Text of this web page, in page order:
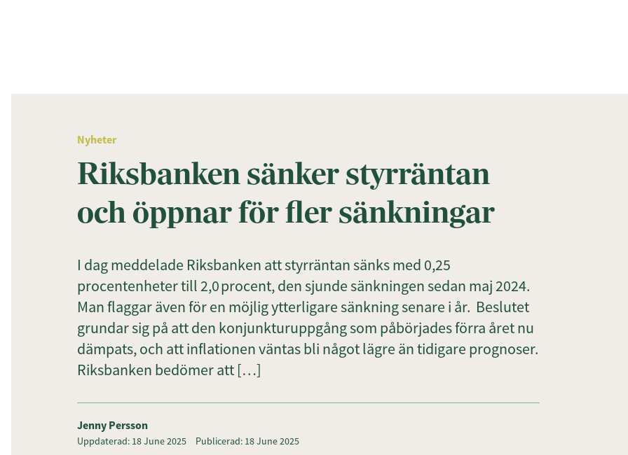
Nyheter
Riksbanken sänker styrräntan
och öppnar för fler sänkningar
I dag meddelade Riksbanken att styrräntan sänks med 0,25
procentenheter till 2,0 procent, den sjunde sänkningen sedan maj 2024.
Man flaggar även för en möjlig ytterligare sänkning senare i år. Beslutet
grundar sig på att den konjunkturuppgång som påbörjades förra året nu
dämpats, och att inflationen väntas bli något lägre än tidigare prognoser.
Riksbanken bedömer att […]
Jenny Persson
Uppdaterad: 18 June 2025 Publicerad: 18 June 2025